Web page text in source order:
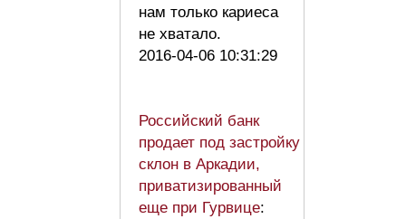
нам только кариеса
не хватало.
2016-04-06 10:31:29
Российский банк
продает под застройку
склон в Аркадии,
приватизированный
еще при Гурвице: